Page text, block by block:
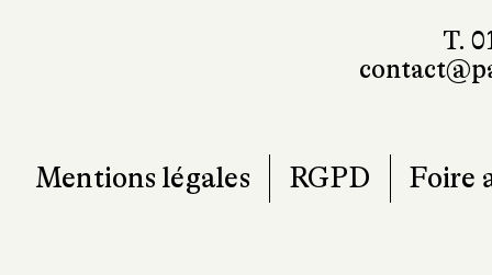
RGPD Foire